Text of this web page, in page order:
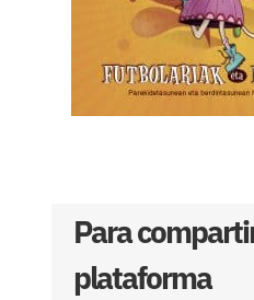
Para
plataforma